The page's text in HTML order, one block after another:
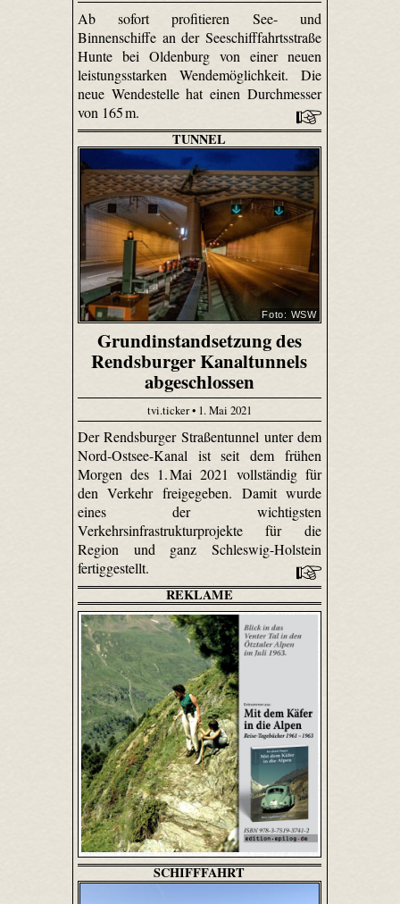
Ab sofort profitieren See- und
Binnenschiffe an der Seeschifffahrtsstraße
Hunte bei Oldenburg von einer neuen
leistungsstarken Wendemöglichkeit. Die
neue Wendestelle hat einen Durchmesser
von 165 m.
TUNNEL
Foto: WSW
Grundinstandsetzung des
Rendsburger Kanaltunnels
abgeschlossen
tvi.ticker • 1. Mai 2021
Der Rendsburger Straßentunnel unter dem
Nord-Ostsee-Kanal ist seit dem frühen
Morgen des 1. Mai 2021 vollständig für
den Verkehr freigegeben. Damit wurde
eines der wichtigsten
Verkehrsinfrastrukturprojekte für die
Region und ganz Schleswig-Holstein
fertiggestellt.
REKLAME
SCHIFFFAHRT